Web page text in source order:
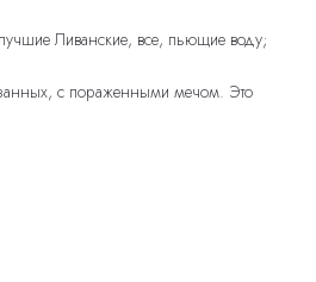
Ливанские, все, пьющие воду;
с пораженными мечом. Это